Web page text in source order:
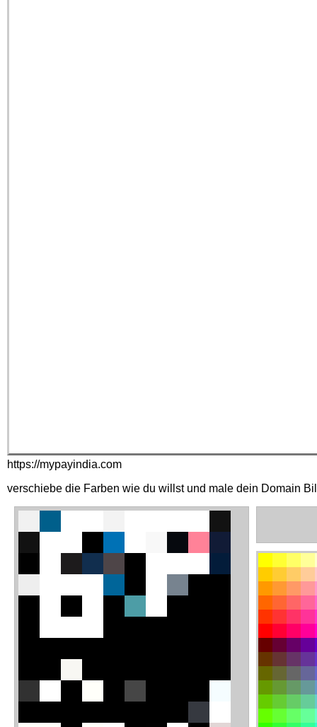
https://mypayindia.com
verschiebe die Farben wie du willst und male dein Domain